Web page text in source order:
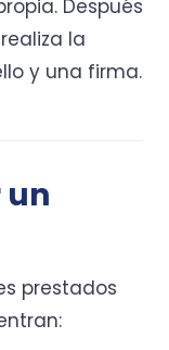
Después
la
y una firma.
un
prestados